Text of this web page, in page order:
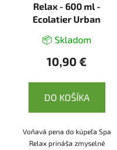
Relax - 600 ml -
Ecolatier Urban
📦 Skladom
10,90 €
DO KOŠÍKA
Voňavá pena do kúpeľa Spa
Relax prináša zmyselné